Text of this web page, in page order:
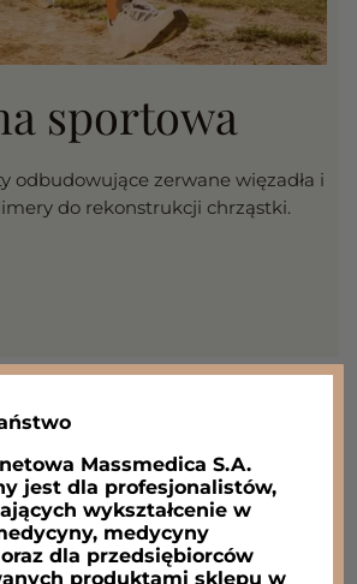
sportowa
odbudowujące zerwane więzadła i
do rekonstrukcji chrząstki.
Massmedica S.A.
jest dla profesjonalistów,
wykształcenie w
medycyny
dla przedsiębiorców
produktami sklepu w